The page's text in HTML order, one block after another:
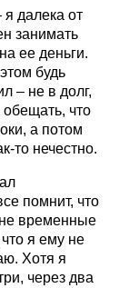
далека от
занимать
ее деньги.
будь
– не в долг,
что
а потом
то нечестно.
помнит, что
временные
я ему не
Хотя я
через два